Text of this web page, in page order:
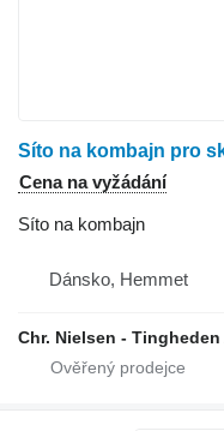
Síto na kombajn pro
Cena na vyžádání
Síto na kombajn
Dánsko, Hemmet
Chr. Nielsen - Tingheden